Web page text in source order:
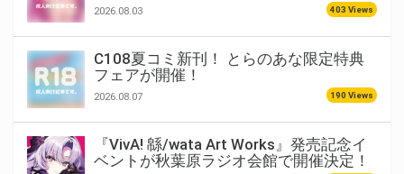
2026.08.03 403 Views
C108夏コミ新刊！ とらのあな限定特典
フェアが開催！
2026.08.07 190 Views
『VivA! 緜/wata Art Works』発売記念イ
ベントが秋葉原ラジオ会館で開催決定！